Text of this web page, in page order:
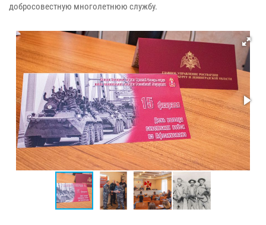
добросовестную многолетнюю службу.